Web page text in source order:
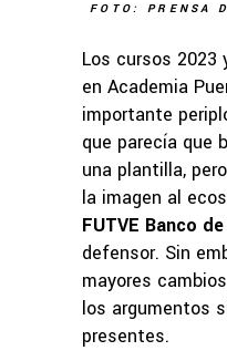
FOTO: PRENSA
Los cursos 2023
en Academia
importante
que parecía que
una plantilla,
la imagen al
FUTVE Banco
defensor. Sin
mayores
los argumentos
presentes.